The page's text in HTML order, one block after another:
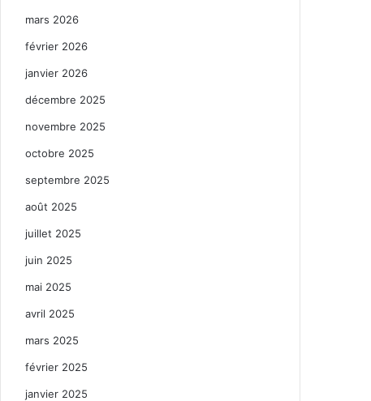
mars 2026
février 2026
janvier 2026
décembre 2025
novembre 2025
octobre 2025
septembre 2025
août 2025
juillet 2025
juin 2025
mai 2025
avril 2025
mars 2025
février 2025
janvier 2025